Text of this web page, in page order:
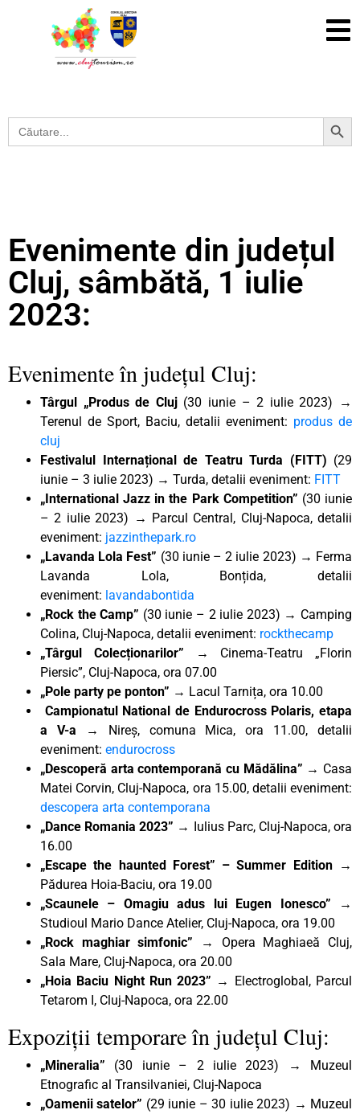
Search
for:
Search Button
Evenimente din județul
Cluj, sâmbătă, 1 iulie
2023:
Evenimente în județul Cluj:
Târgul „Produs de Cluj (30 iunie – 2 iulie 2023) →
Terenul de Sport, Baciu, detalii eveniment: produs de
cluj
Festivalul Internațional de Teatru Turda (FITT) (29
iunie – 3 iulie 2023) → Turda, detalii eveniment: FITT
„International Jazz in the Park Competition” (30 iunie
– 2 iulie 2023) → Parcul Central, Cluj-Napoca, detalii
eveniment: jazzinthepark.ro
„Lavanda Lola Fest” (30 iunie – 2 iulie 2023) → Ferma
Lavanda Lola, Bonțida, detalii
eveniment: lavandabontida
„Rock the Camp” (30 iunie – 2 iulie 2023) → Camping
Colina, Cluj-Napoca, detalii eveniment: rockthecamp
„Târgul Colecționarilor” → Cinema-Teatru „Florin
Piersic”, Cluj-Napoca, ora 07.00
„Pole party pe ponton” → Lacul Tarnița, ora 10.00
Campionatul National de Endurocross Polaris, etapa
a V-a → Nireș, comuna Mica, ora 11.00, detalii
eveniment: endurocross
„Descoperă arta contemporană cu Mădălina” → Casa
Matei Corvin, Cluj-Napoca, ora 15.00, detalii eveniment:
descopera arta contemporana
„Dance Romania 2023” → Iulius Parc, Cluj-Napoca, ora
16.00
„Escape the haunted Forest” – Summer Edition →
Pădurea Hoia-Baciu, ora 19.00
„Scaunele – Omagiu adus lui Eugen Ionesco” →
Studioul Mario Dance Atelier, Cluj-Napoca, ora 19.00
„Rock maghiar simfonic” → Opera Maghiaeă Cluj,
Sala Mare, Cluj-Napoca, ora 20.00
„Hoia Baciu Night Run 2023” → Electroglobal, Parcul
Tetarom I, Cluj-Napoca, ora 22.00
Expoziții temporare în județul Cluj:
„Mineralia” (30 iunie – 2 iulie 2023) → Muzeul
Etnografic al Transilvaniei, Cluj-Napoca
„Oamenii satelor” (29 iunie – 30 iulie 2023) → Muzeul